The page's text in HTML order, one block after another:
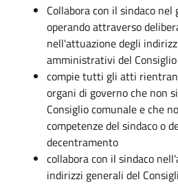
Collabora con il sindaco
operando attraverso
nell'attuazione degli
amministrativi del Consiglio
compie tutti gli atti
organi di governo che non
Consiglio comunale e che
competenze del sindaco o
decentramento
collabora con il sindaco
indirizzi generali del